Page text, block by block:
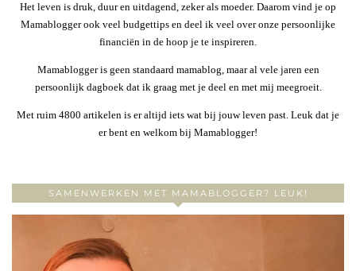
Het leven is druk, duur en uitdagend, zeker als moeder. Daarom vind je op
Mamablogger ook veel budgettips en deel ik veel over onze persoonlijke
financiën in de hoop je te inspireren.
Mamablogger is geen standaard mamablog, maar al vele jaren een
persoonlijk dagboek dat ik graag met je deel en met mij meegroeit.
Met ruim 4800 artikelen is er altijd iets wat bij jouw leven past. Leuk dat je
er bent en welkom bij Mamablogger!
SAMENWERKEN MET MAMABLOGGER? LEUK!